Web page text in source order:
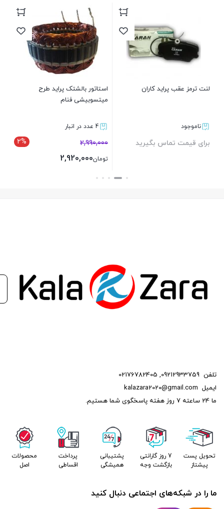
لنت ترمز عقب پراید کاران
ناموجود
برای قیمت تماس بگیرید
استاتور بالشتک پراید طرح
میتسوبیشی فنام
4 عدد در انبار
2% 2,990,000
تومان2,920,000
تلفن 09212933759
,
02176782405
ایمیل kalazara2020@gmail.com
ما 24 ساعته 7 روز هفته پاسخگوی شما هستیم.
تحویل پست
پیشتاز
7 روز گارانتی
بازگشت وجه
پشتیبانی
همیشگی
پرداخت
اقساطی
محصولات
اصل
ما را در شبکه‌های اجتماعی دنبال کنید